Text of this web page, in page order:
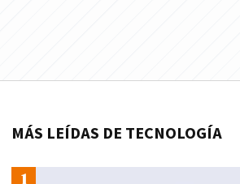
MÁS LEÍDAS DE TECNOLOGÍA